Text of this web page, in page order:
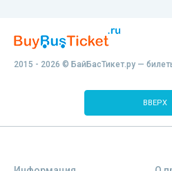
2015 - 2026 © БайБасТикет.ру —
ВВЕРХ